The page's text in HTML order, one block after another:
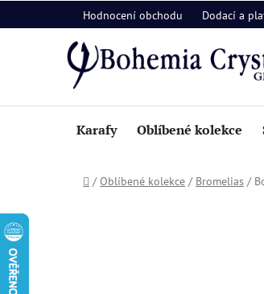
na
Hodnocení obchodu Dodací a
Karafy Oblíbené kolekce
Domů
/ Oblíbené kolekce / Bromelias /